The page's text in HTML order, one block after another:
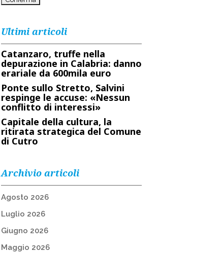
Ultimi articoli
Catanzaro, truffe nella
depurazione in Calabria: danno
erariale da 600mila euro
Ponte sullo Stretto, Salvini
respinge le accuse: «Nessun
conflitto di interessi»
Capitale della cultura, la
ritirata strategica del Comune
di Cutro
Archivio articoli
Agosto 2026
Luglio 2026
Giugno 2026
Maggio 2026